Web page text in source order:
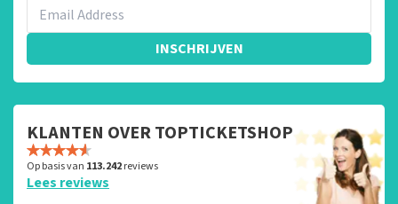
INSCHRIJVEN
KLANTEN OVER TOPTICKETSHOP
Op basis van 113.242reviews
Lees reviews